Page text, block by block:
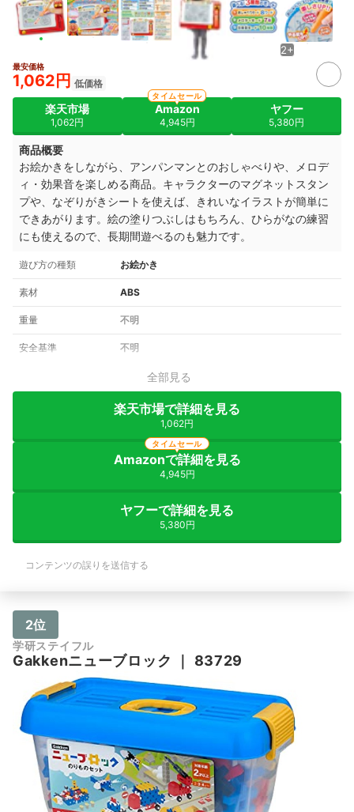
2+
最安価格
1,062円 低価格
楽天市場
1,062円
Amazon
4,945円
タイムセール
ヤフー
5,380円
商品概要
お絵かきをしながら、アンパンマンとのおしゃべりや、メロデ
ィ・効果音を楽しめる商品。キャラクターのマグネットスタン
プや、なぞりがきシートを使えば、きれいなイラストが簡単に
できあがります。絵の塗りつぶしはもちろん、ひらがなの練習
にも使えるので、長期間遊べるのも魅力です。
遊び方の種類 お絵かき
素材 ABS
重量 不明
安全基準 不明
全部見る
楽天市場で詳細を見る
1,062円
Amazonで詳細を見る
4,945円
タイムセール
ヤフーで詳細を見る
5,380円
コンテンツの誤りを送信する
2位
学研ステイフル
Gakkenニューブロック 83729